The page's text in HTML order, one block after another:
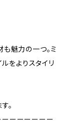
魅力の一つ。ミ
をよりスタイリ
。
ーーーーーー